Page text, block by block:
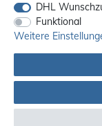
© 2012 -
DHL
Funktional
Weitere